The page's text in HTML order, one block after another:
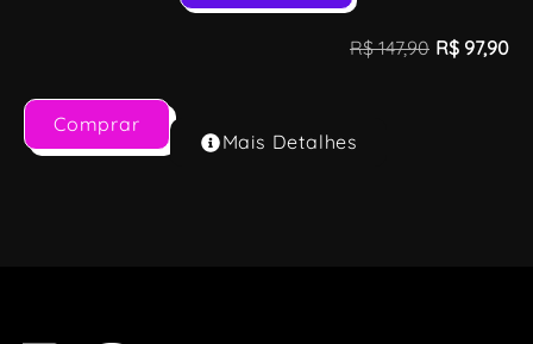
R$147,90 R$ 97,90
Comprar
Mais Detalhes